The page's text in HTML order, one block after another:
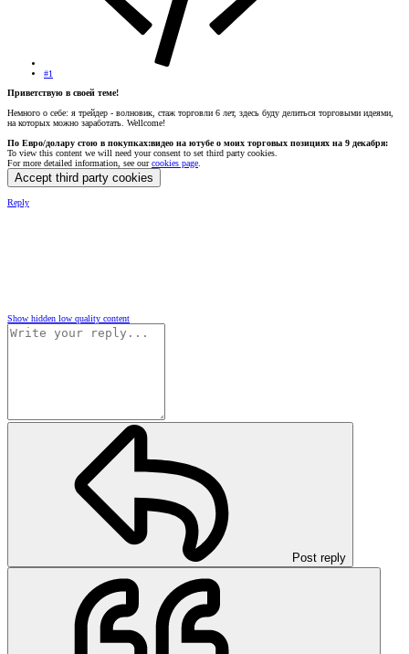
#1
Приветствую в своей теме!
Немного о себе: я трейдер - волновик, стаж торговли 6 лет, здесь буду делиться торговыми идеями,
на которых можно заработать. Wellcome!
По Евро/долару стою в покупках:видео на ютубе о моих торговых позициях на 9 декабря:
To view this content we will need your consent to set third party cookies.
For more detailed information, see ourcookies page
Accept third party cookies
Reply
Show hidden low quality content
Post reply